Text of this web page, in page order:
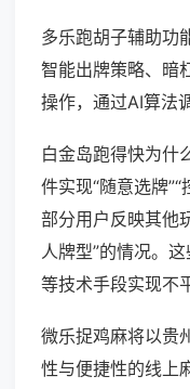
多乐跑胡子辅助功
智能出牌策略、暗
操作，通过AI算法
白金岛跑得快为什
件实现“随意选牌”“
部分用户反映其他
人牌型”的情况。
等技术手段实现不
微乐捉鸡麻将以贵
性与便捷性的线上